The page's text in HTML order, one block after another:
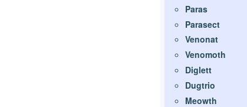
Paras
Parasect
Venonat
Venomoth
Diglett
Dugtrio
Meowth